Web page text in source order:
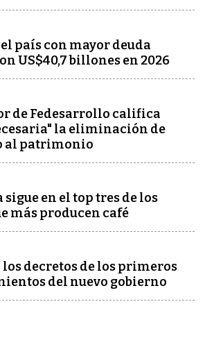
el país con mayor deuda
US$40,7 billones en 2026
de Fedesarrollo califica
la eliminación de
al patrimonio
sigue en el top tres de los
más producen café
los decretos de los primeros
del nuevo gobierno